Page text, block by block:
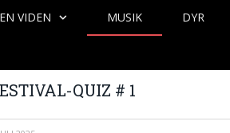
VIDEN MUSIK DYR
QUIZ # 1